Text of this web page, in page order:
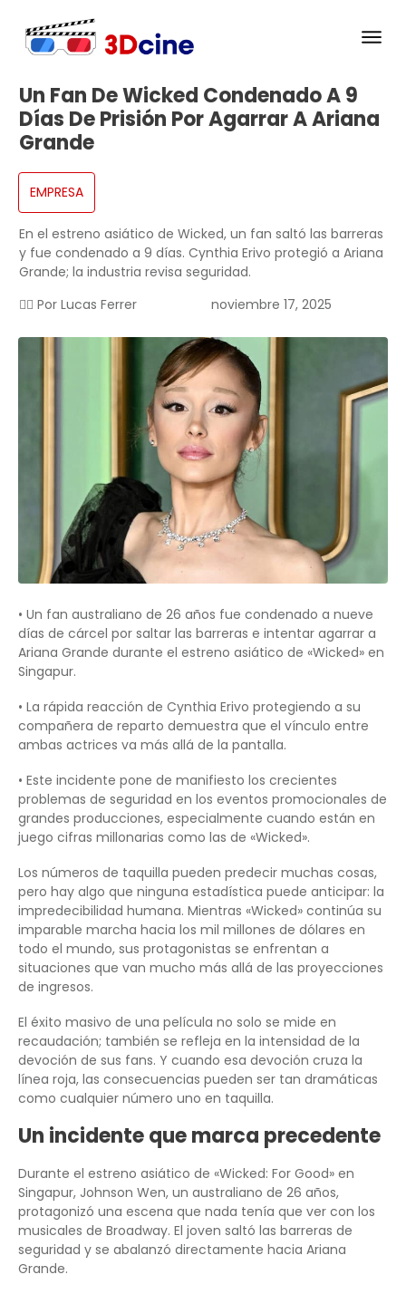
Un Fan De Wicked Condenado A 9
Días De Prisión Por Agarrar A Ariana
Grande
EMPRESA
En el estreno asiático de Wicked, un fan saltó las barreras
y fue condenado a 9 días. Cynthia Erivo protegió a Ariana
Grande; la industria revisa seguridad.
✍🏻 Por Lucas Ferrer noviembre 17, 2025
• Un fan australiano de 26 años fue condenado a nueve
días de cárcel por saltar las barreras e intentar agarrar a
Ariana Grande durante el estreno asiático de «Wicked» en
Singapur.
• La rápida reacción de Cynthia Erivo protegiendo a su
compañera de reparto demuestra que el vínculo entre
ambas actrices va más allá de la pantalla.
• Este incidente pone de manifiesto los crecientes
problemas de seguridad en los eventos promocionales de
grandes producciones, especialmente cuando están en
juego cifras millonarias como las de «Wicked».
Los números de taquilla pueden predecir muchas cosas,
pero hay algo que ninguna estadística puede anticipar: la
impredecibilidad humana. Mientras «Wicked» continúa su
imparable marcha hacia los mil millones de dólares en
todo el mundo, sus protagonistas se enfrentan a
situaciones que van mucho más allá de las proyecciones
de ingresos.
El éxito masivo de una película no solo se mide en
recaudación; también se refleja en la intensidad de la
devoción de sus fans. Y cuando esa devoción cruza la
línea roja, las consecuencias pueden ser tan dramáticas
como cualquier número uno en taquilla.
Un incidente que marca precedente
Durante el estreno asiático de «Wicked: For Good» en
Singapur, Johnson Wen, un australiano de 26 años,
protagonizó una escena que nada tenía que ver con los
musicales de Broadway. El joven saltó las barreras de
seguridad y se abalanzó directamente hacia Ariana
Grande.